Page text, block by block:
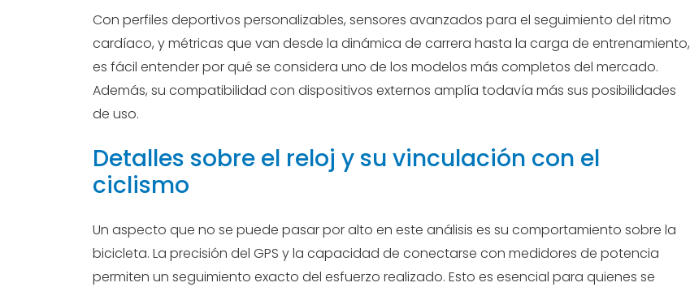
Con perfiles deportivos personalizables, sensores avanzados para el seguimiento del ritmo
cardíaco, y métricas que van desde la dinámica de carrera hasta la carga de entrenamiento,
es fácil entender por qué se considera uno de los modelos más completos del mercado.
Además, su compatibilidad con dispositivos externos amplía todavía más sus posibilidades
de uso.
Detalles sobre el reloj y su vinculación con el
ciclismo
Un aspecto que no se puede pasar por alto en este análisis es su comportamiento sobre la
bicicleta. La precisión del GPS y la capacidad de conectarse con medidores de potencia
permiten un seguimiento exacto del esfuerzo realizado. Esto es esencial para quienes se